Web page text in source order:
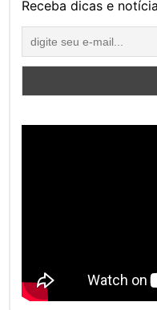
Receba dicas e